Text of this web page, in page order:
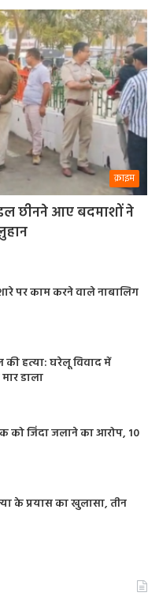
क्राइम
छीनने आए बदमाशों ने
पर काम करने वाले नाबालिग
हत्या: घरेलू विवाद में
डाला
को जिंदा जलाने का आरोप, 10
के प्रयास का खुलासा, तीन